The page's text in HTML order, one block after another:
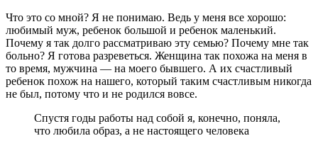
Что это со мной? Я не понимаю. Ведь у меня все хорошо:
любимый муж, ребенок большой и ребенок маленький.
Почему я так долго рассматриваю эту семью? Почему мне так
больно? Я готова разреветься. Женщина так похожа на меня в
то время, мужчина — на моего бывшего. А их счастливый
ребенок похож на нашего, который таким счастливым никогда
не был, потому что и не родился вовсе.
Спустя годы работы над собой я, конечно, поняла,
что любила образ, а не настоящего человека